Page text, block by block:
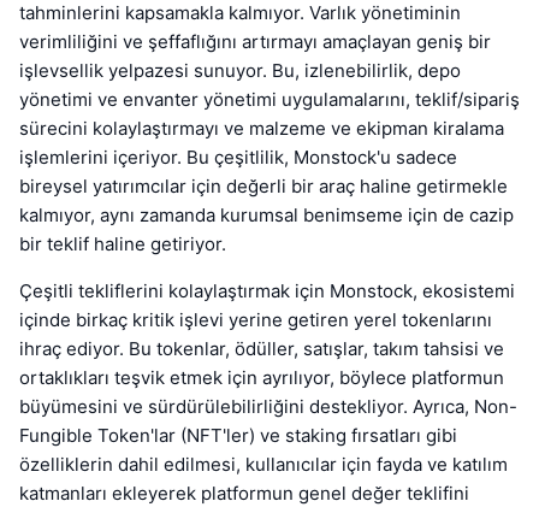
tahminlerini kapsamakla kalmıyor. Varlık yönetiminin
verimliliğini ve şeffaflığını artırmayı amaçlayan geniş bir
işlevsellik yelpazesi sunuyor. Bu, izlenebilirlik, depo
yönetimi ve envanter yönetimi uygulamalarını, teklif/sipariş
sürecini kolaylaştırmayı ve malzeme ve ekipman kiralama
işlemlerini içeriyor. Bu çeşitlilik, Monstock'u sadece
bireysel yatırımcılar için değerli bir araç haline getirmekle
kalmıyor, aynı zamanda kurumsal benimseme için de cazip
bir teklif haline getiriyor.
Çeşitli tekliflerini kolaylaştırmak için Monstock, ekosistemi
içinde birkaç kritik işlevi yerine getiren yerel tokenlarını
ihraç ediyor. Bu tokenlar, ödüller, satışlar, takım tahsisi ve
ortaklıkları teşvik etmek için ayrılıyor, böylece platformun
büyümesini ve sürdürülebilirliğini destekliyor. Ayrıca, Non-
Fungible Token'lar (NFT'ler) ve staking fırsatları gibi
özelliklerin dahil edilmesi, kullanıcılar için fayda ve katılım
katmanları ekleyerek platformun genel değer teklifini